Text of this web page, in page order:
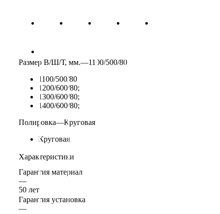
Размер В/Ш/Т, мм.—1100/500/80
1100/500/80
1200/600/80;
1300/600/80;
1400/600/80;
Полировка—Круговая
Круговая
Характеристики
Гарантия материал
—
50 лет
Гарантия установка
—